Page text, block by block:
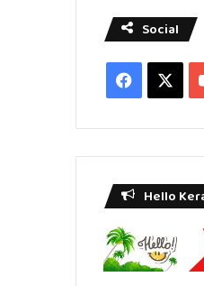
Social
Facebook
Hello